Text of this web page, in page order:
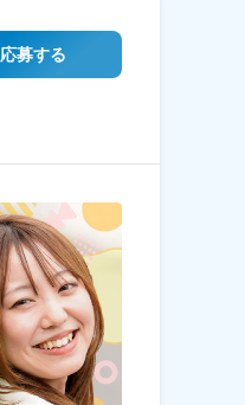
応募する